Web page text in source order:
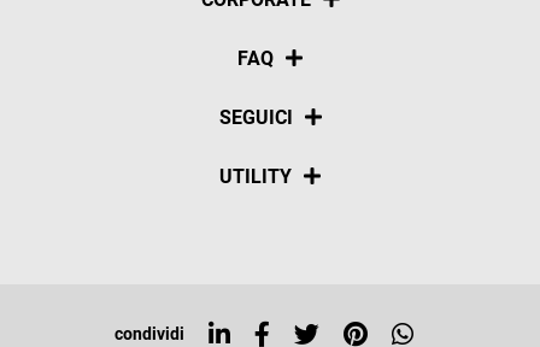
Chi siamo
FAQ
Pagamenti
SEGUICI
Social
UTILITY
Top ricerche
condividi